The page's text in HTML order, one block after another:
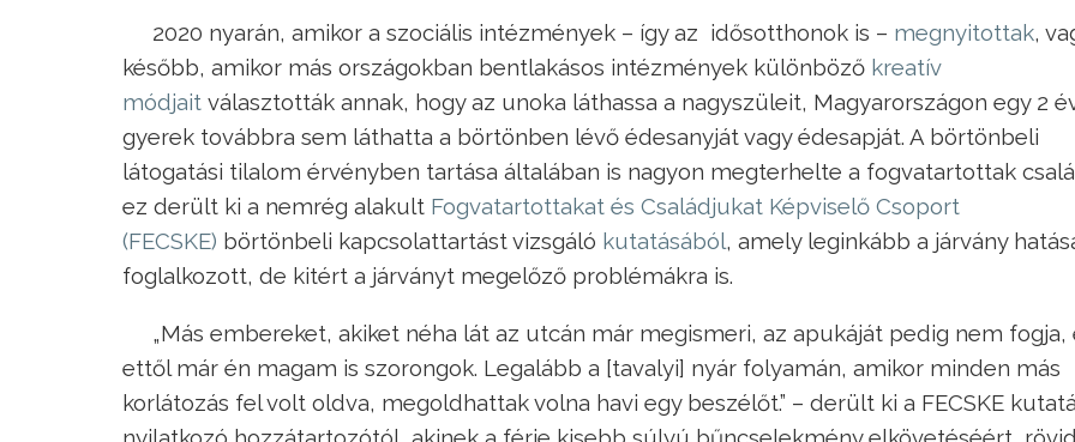
2020 nyarán, amikor a szociális intézmények – így az idősotthonok is – megnyitottak,
később, amikor más országokban bentlakásos intézmények különböző kreatív
módjait választották annak, hogy az unoka láthassa a nagyszüleit, Magyarországon egy 2
gyerek továbbra sem láthatta a börtönben lévő édesanyját vagy édesapját. A börtönbeli
látogatási tilalom érvényben tartása általában is nagyon megterhelte a fogvatartottak
ez derült ki a nemrég alakult Fogvatartottakat és Családjukat Képviselő Csoport
(FECSKE) börtönbeli kapcsolattartást vizsgáló kutatásából, amely leginkább a járvány
foglalkozott, de kitért a járványt megelőző problémákra is.
„Más embereket, akiket néha lát az utcán már megismeri, az apukáját pedig nem fogja,
ettől már én magam is szorongok. Legalább a [tavalyi] nyár folyamán, amikor minden más
korlátozás fel volt oldva, megoldhattak volna havi egy beszélőt.” – derült ki a FECSKE